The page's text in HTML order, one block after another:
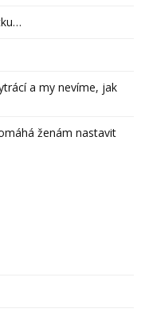
a my nevíme, jak
ženám nastavit